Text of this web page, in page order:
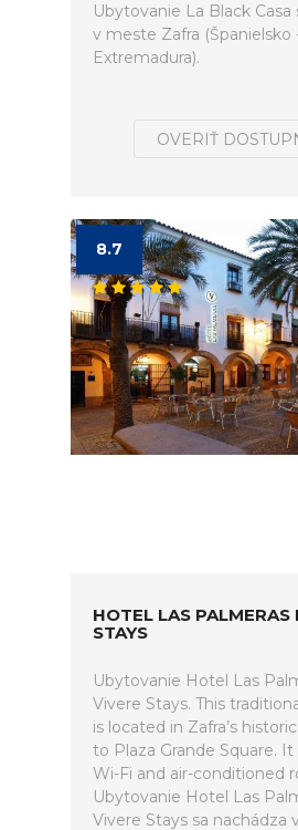
Ubytovanie La Black Casa
v meste Zafra (Španielsko
Extremadura).
OVERIŤ
8.7
HOTEL LAS PALMERAS
STAYS
Ubytovanie Hotel Las
Vivere Stays. This
is located in Zafra’s
to Plaza Grande Square.
Wi-Fi and air-conditioned
Ubytovanie Hotel Las
Vivere Stays sa nachádza